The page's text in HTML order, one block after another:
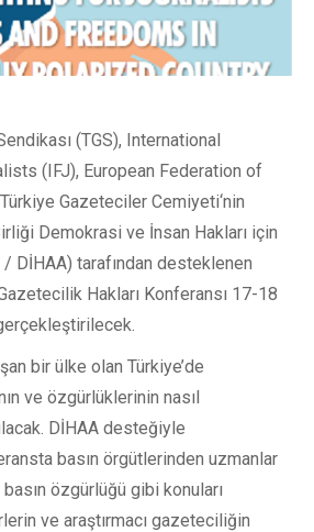
(TGS), International
(IFJ), European Federation of
Gazeteciler Cemiyeti‘nin
Demokrasi ve İnsan Hakları için
/ DİHAA) tarafından desteklenen
Hakları Konferansı 17-18
bir ülke olan Türkiye’de
ve özgürlüklerinin nasıl
DİHAA desteğiyle
basın örgütlerinden uzmanlar
özgürlüğü gibi konuları
ve araştırmacı gazeteciliğin